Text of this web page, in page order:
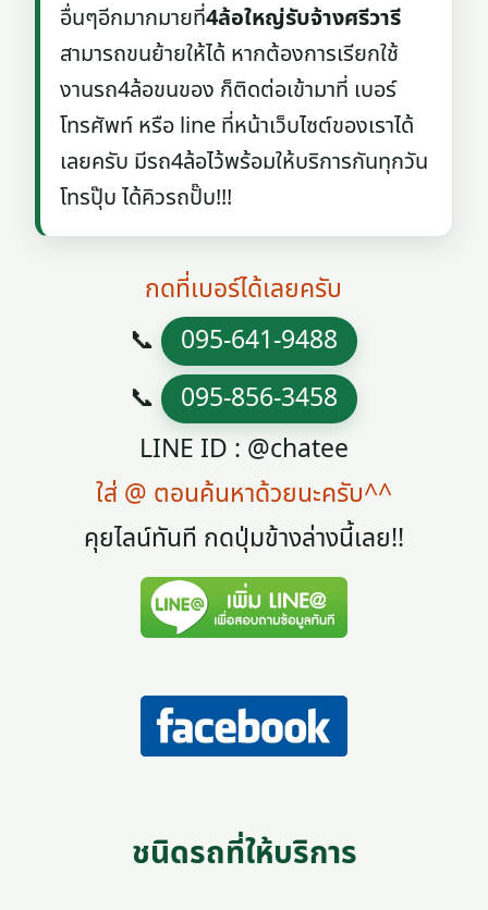
อื่นๆอีกมากมายที่4ล้อใหญ่รับจ้างศรีวารี
สามารถขนย้ายให้ได้ หากต้องการเรียกใช้
งานรถ4ล้อขนของ ก็ติดต่อเข้ามาที่ เบอร์
โทรศัพท์ หรือ line ที่หน้าเว็บไซต์ของเราได้
เลยครับ มีรถ4ล้อไว้พร้อมให้บริการกันทุกวัน
โทรปุ๊บ ได้คิวรถปั๊บ!!!
กดที่เบอร์ได้เลยครับ
📞 095-641-9488
📞 095-856-3458
LINE ID : @chatee
ใส่ @ ตอนค้นหาด้วยนะครับ^^
คุยไลน์ทันที กดปุ่มข้างล่างนี้เลย!!
ชนิดรถที่ให้บริการ